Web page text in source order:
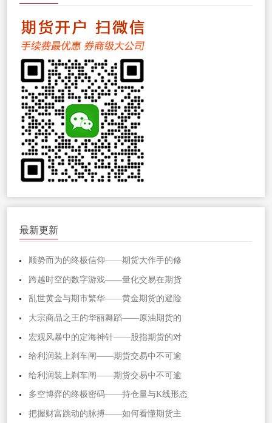
最新更新
顺势而为的终极信仰——期货大作手的修
跨越时空的数字游戏——量化交易在期货
乱世黄金与期市繁华——黄金期货的避险
大宗商品之王的华丽舞蹈——原油期货的
宏观风暴中的定海神针——股指期货的对
给利润装上刹车闸——期货交易中不可逾
给利润装上刹车闸——期货交易中不可逾
多空博弈的终极密码——持仓量与K线形态
把握财富跳动的脉搏——如何看懂期货主